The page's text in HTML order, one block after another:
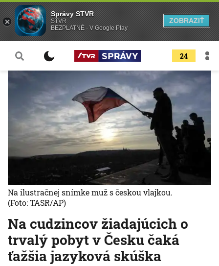
24
Na cudzincov žiadajúcich o
trvalý pobyt v Česku čaká
ťažšia jazyková skúška
Na ilustračnej snímke muž s českou vlajkou.
(Foto: TASR/AP)
Správy STVR
STVR
BEZPLATNÉ - V Google Play
ZOBRAZIŤ